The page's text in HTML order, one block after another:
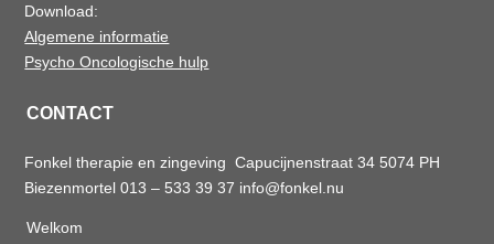
Download:
Algemene informatie
Psycho Oncologische hulp
CONTACT
Fonkel therapie en zingeving Capucijnenstraat 34 5074 PH
Biezenmortel 013 – 533 39 37 info@fonkel.nu
Welkom